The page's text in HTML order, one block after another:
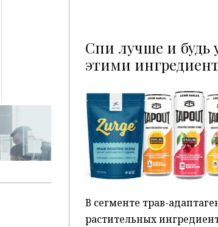
Спи лучше и будь
этими
В сегменте трав-
растительных